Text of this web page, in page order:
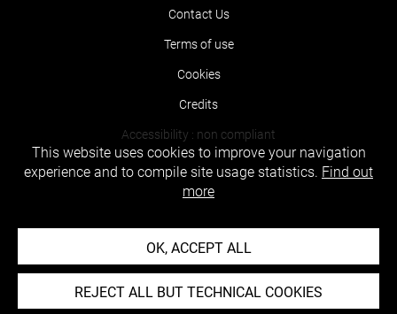
Contact Us
Terms of use
Cookies
Credits
Accessibility : non compliant
This website uses cookies to improve your navigation
experience and to compile site usage statistics. Find out
more
OK, ACCEPT ALL
REJECT ALL BUT TECHNICAL COOKIES